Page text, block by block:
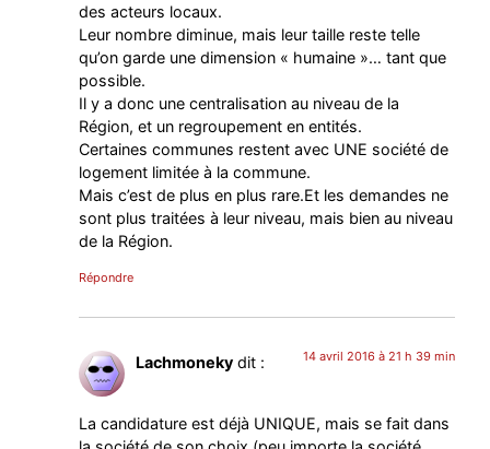
des acteurs locaux.
Leur nombre diminue, mais leur taille reste telle
qu’on garde une dimension « humaine »… tant que
possible.
Il y a donc une centralisation au niveau de la
Région, et un regroupement en entités.
Certaines communes restent avec UNE société de
logement limitée à la commune.
Mais c’est de plus en plus rare.Et les demandes ne
sont plus traitées à leur niveau, mais bien au niveau
de la Région.
Répondre
Lachmoneky dit : 14 avril 2016 à 21 h 39 min
La candidature est déjà UNIQUE, mais se fait dans